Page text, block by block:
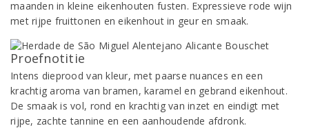
maanden in kleine eikenhouten fusten. Expressieve rode wijn
met rijpe fruittonen en eikenhout in geur en smaak.
Proefnotitie
Intens dieprood van kleur, met paarse nuances en een
krachtig aroma van bramen, karamel en gebrand eikenhout.
De smaak is vol, rond en krachtig van inzet en eindigt met
rijpe, zachte tannine en een aanhoudende afdronk.